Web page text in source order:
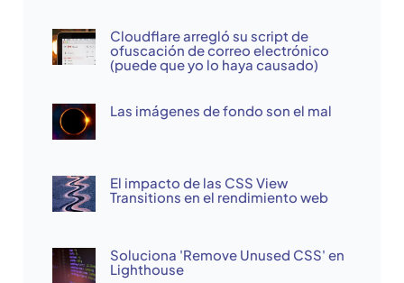
Cloudflare arregló su script de
ofuscación de correo electrónico
(puede que yo lo haya causado)
Las imágenes de fondo son el mal
El impacto de las CSS View
Transitions en el rendimiento web
Soluciona 'Remove Unused CSS' en
Lighthouse